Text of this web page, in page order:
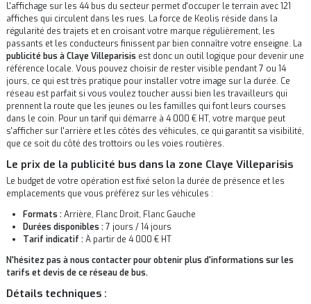
L'affichage sur les 44 bus du secteur permet d'occuper le terrain avec 121
affiches qui circulent dans les rues. La force de Keolis réside dans la
régularité des trajets et en croisant votre marque régulièrement, les
passants et les conducteurs finissent par bien connaître votre enseigne. La
publicité bus à Claye Villeparisis est donc un outil logique pour devenir une
référence locale. Vous pouvez choisir de rester visible pendant 7 ou 14
jours, ce qui est très pratique pour installer votre image sur la durée. Ce
réseau est parfait si vous voulez toucher aussi bien les travailleurs qui
prennent la route que les jeunes ou les familles qui font leurs courses
dans le coin. Pour un tarif qui démarre à 4 000 € HT, votre marque peut
s'afficher sur l'arrière et les côtés des véhicules, ce qui garantit sa visibilité,
que ce soit du côté des trottoirs ou les voies routières.
Le prix de la publicité bus dans la zone Claye Villeparisis
Le budget de votre opération est fixé selon la durée de présence et les
emplacements que vous préférez sur les véhicules :
Formats :Arrière, Flanc Droit, Flanc Gauche
Durées disponibles :7 jours / 14 jours
Tarif indicatif :À partir de 4 000 € HT
N'hésitez pas à nous contacter pour obtenir plus d'informations sur les
tarifs et devis de ce réseau de bus.
Détails techniques :